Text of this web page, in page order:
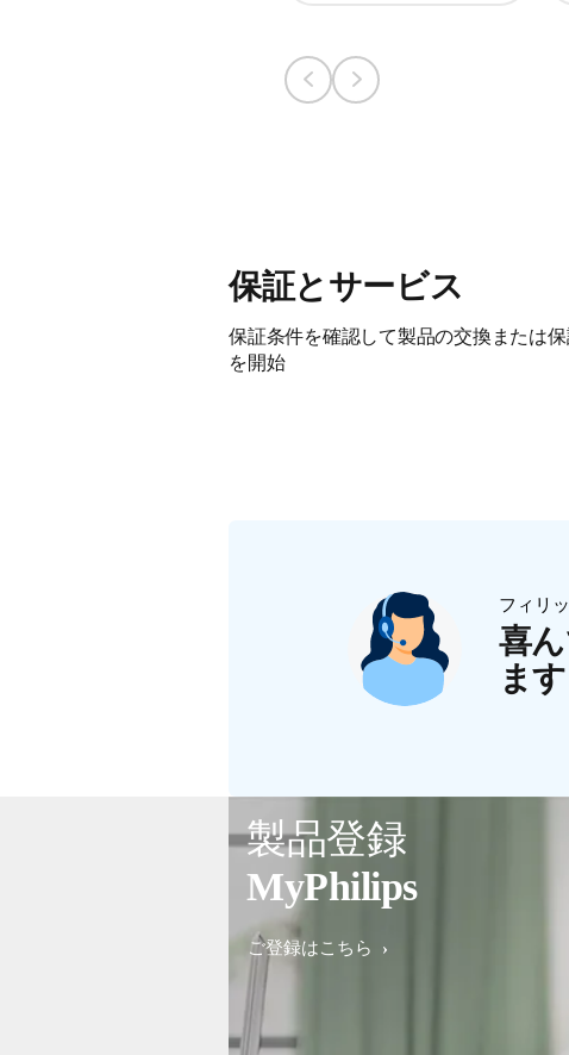
保証とサービス
保証条件を確認して製品の交換または
を開始
フィリ
喜
ます
製品登録
MyPhilips
ご登録はこちら